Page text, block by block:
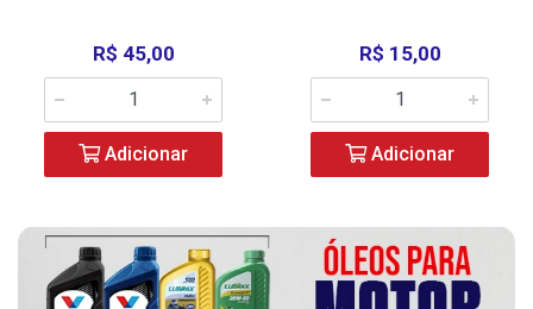
R$ 45,00
Adicionar
R$ 15,00
Adicionar